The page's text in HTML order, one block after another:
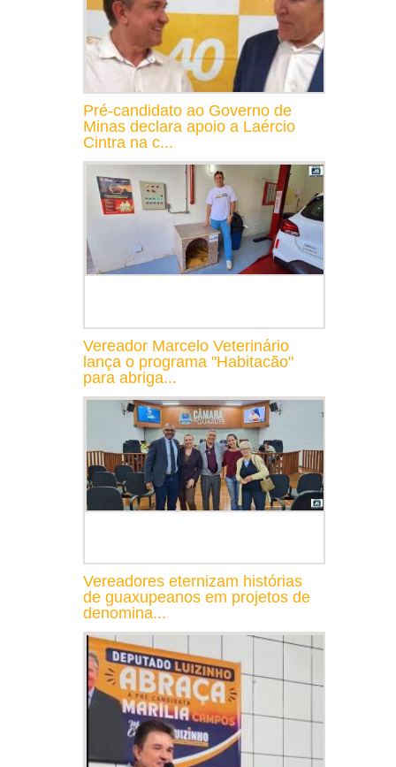
Pré-candidato ao Governo de
Minas declara apoio a Laércio
Cintra na c...
Vereador Marcelo Veterinário
lança o programa "Habitacão"
para abriga...
Vereadores eternizam histórias
de guaxupeanos em projetos de
denomina...